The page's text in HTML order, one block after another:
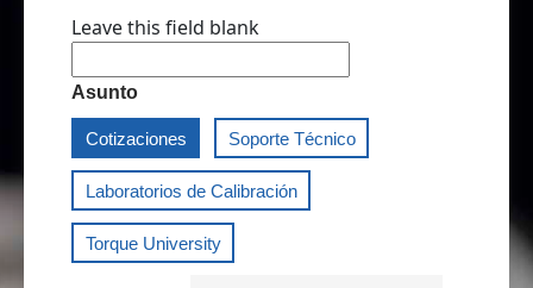
Leave this field blank
Asunto
Cotizaciones Soporte Técnico
Laboratorios de Calibración
Torque University